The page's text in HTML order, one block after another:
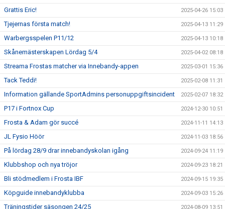
Grattis Eric! 2025-04-26 15:03
Tjejernas första match! 2025-04-13 11:29
Warbergsspelen P11/12 2025-04-13 10:18
Skånemästerskapen Lördag 5/4 2025-04-02 08:18
Streama Frostas matcher via Innebandy-appen 2025-03-01 15:36
Tack Teddi! 2025-02-08 11:31
Information gällande SportAdmins personuppgiftsincident 2025-02-07 18:32
P17 i Fortnox Cup 2024-12-30 10:51
Frosta & Adam gör succé 2024-11-11 14:13
JL Fysio Höör 2024-11-03 18:56
På lördag 28/9 drar innebandyskolan igång 2024-09-24 11:19
Klubbshop och nya tröjor 2024-09-23 18:21
Bli stödmedlem i Frosta IBF 2024-09-15 19:35
Köpguide innebandyklubba 2024-09-03 15:26
Träningstider säsongen 24/25 2024-08-09 13:51